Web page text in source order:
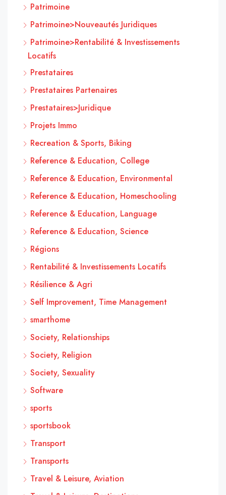
Patrimoine
Patrimoine>Nouveautés Juridiques
Patrimoine>Rentabilité & Investissements
Locatifs
Prestataires
Prestataires Partenaires
Prestataires>Juridique
Projets Immo
Recreation & Sports, Biking
Reference & Education, College
Reference & Education, Environmental
Reference & Education, Homeschooling
Reference & Education, Language
Reference & Education, Science
Régions
Rentabilité & Investissements Locatifs
Résilience & Agri
Self Improvement, Time Management
smarthome
Society, Relationships
Society, Religion
Society, Sexuality
Software
sports
sportsbook
Transport
Transports
Travel & Leisure, Aviation